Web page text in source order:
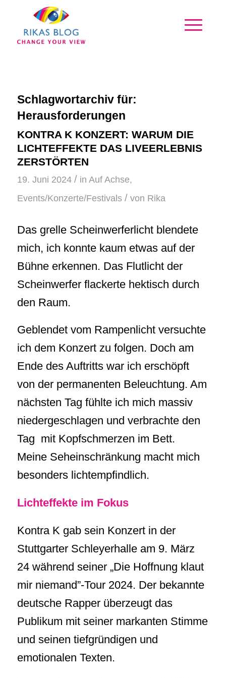
Schlagwortarchiv für:
Herausforderungen
KONTRA K KONZERT: WARUM DIE
LICHTEFFEKTE DAS LIVEERLEBNIS
ZERSTÖRTEN
19. Juni 2024 / in Auf Achse,
Events/Konzerte/Festivals / von Rika
Das grelle Scheinwerferlicht blendete
mich, ich konnte kaum etwas auf der
Bühne erkennen. Das Flutlicht der
Scheinwerfer flackerte hektisch durch
den Raum.
Geblendet vom Rampenlicht versuchte
ich dem Konzert zu folgen. Doch am
Ende des Auftritts war ich erschöpft
von der permanenten Beleuchtung. Am
nächsten Tag fühlte ich mich massiv
niedergeschlagen und verbrachte den
Tag mit Kopfschmerzen im Bett.
Meine Seheinschränkung macht mich
besonders lichtempfindlich.
Lichteffekte im Fokus
Kontra K gab sein Konzert in der
Stuttgarter Schleyerhalle am 9. März
24 während seiner „Die Hoffnung klaut
mir niemand”-Tour 2024. Der bekannte
deutsche Rapper überzeugt das
Publikum mit seiner markanten Stimme
und seinen tiefgründigen und
emotionalen Texten.